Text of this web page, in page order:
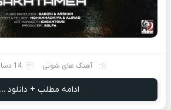
آهنگ های شوتی 14 دسامبر 2025
ادامه مطلب + دانلود ...